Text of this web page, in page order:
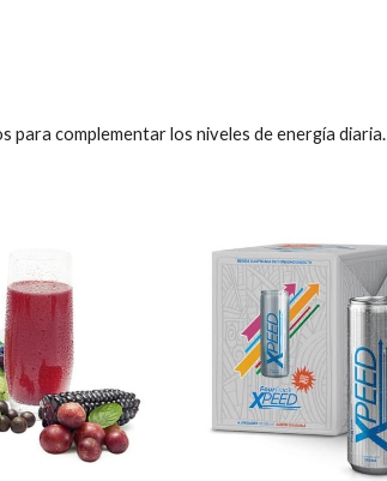
complementar los niveles de energía diaria.